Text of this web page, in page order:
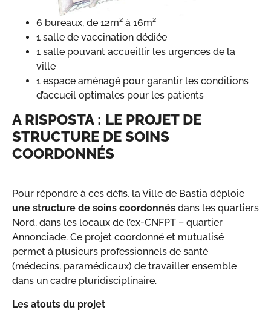
6 bureaux, de 12m² à 16m²
1 salle de vaccination dédiée
1 salle pouvant accueillir les urgences de la
ville
1 espace aménagé pour garantir les conditions
d’accueil optimales pour les patients
A RISPOSTA : LE PROJET DE
STRUCTURE DE SOINS
COORDONNÉS
Pour répondre à ces défis, la Ville de Bastia déploie
une structure de soins coordonnés dans les quartiers
Nord, dans les locaux de l’ex-CNFPT – quartier
Annonciade. Ce projet coordonné et mutualisé
permet à plusieurs professionnels de santé
(médecins, paramédicaux) de travailler ensemble
dans un cadre pluridisciplinaire.
Les atouts du projet